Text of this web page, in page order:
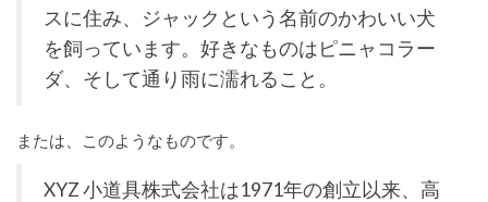
スに住み、ジャックという名前のかわいい犬
を飼っています。好きなものはピニャコラー
ダ、そして通り雨に濡れること。
または、このようなものです。
XYZ 小道具株式会社は1971年の創立以来、高